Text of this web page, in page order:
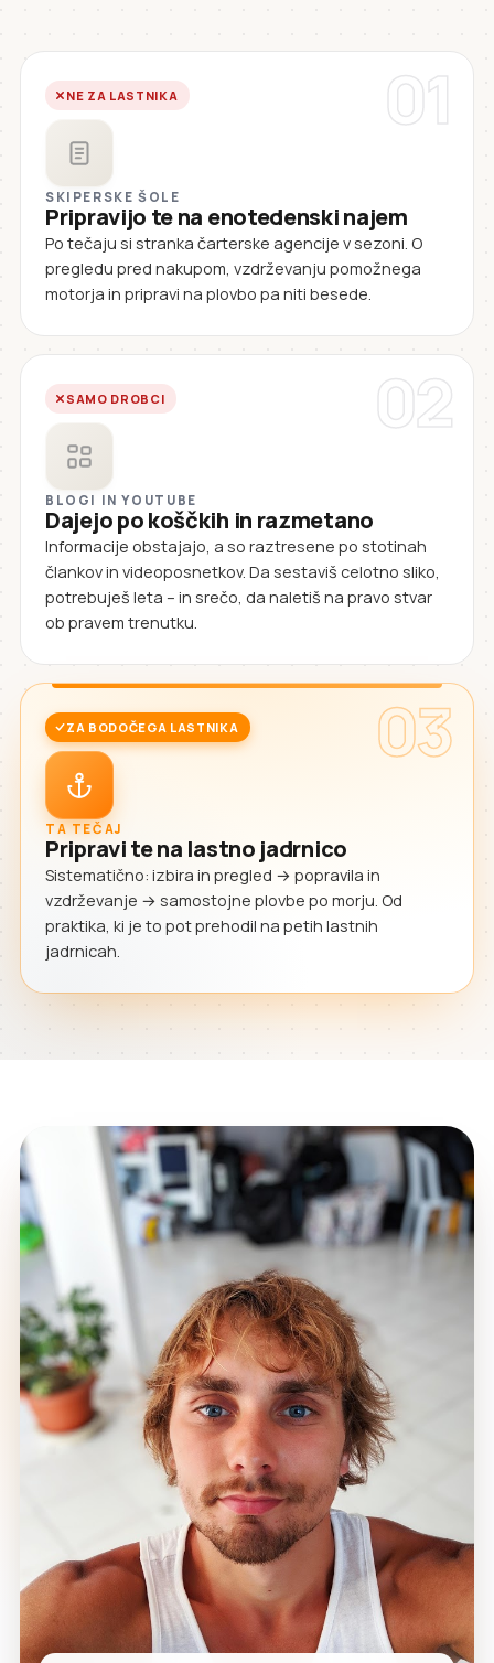
01
NE ZA LASTNIKA
SKIPERSKE ŠOLE
Pripravijo te na enotedenski najem
Po tečaju si stranka čarterske agencije v sezoni. O
pregledu pred nakupom, vzdrževanju pomožnega
motorja in pripravi na plovbo pa niti besede.
02
SAMO DROBCI
BLOGI IN YOUTUBE
Dajejo po koščkih in razmetano
Informacije obstajajo, a so raztresene po stotinah
člankov in videoposnetkov. Da sestaviš celotno sliko,
potrebuješ leta – in srečo, da naletiš na pravo stvar
ob pravem trenutku.
03
ZA BODOČEGA LASTNIKA
TA TEČAJ
Pripravi te na lastno jadrnico
Sistematično: izbira in pregled → popravila in
vzdrževanje → samostojne plovbe po morju. Od
praktika, ki je to pot prehodil na petih lastnih
jadrnicah.